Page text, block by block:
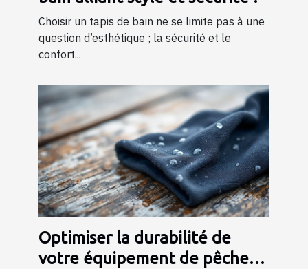
Choisir un tapis de bain ne se limite pas à une
question d’esthétique ; la sécurité et le
confort...
Optimiser la durabilité de
votre équipement de pêche